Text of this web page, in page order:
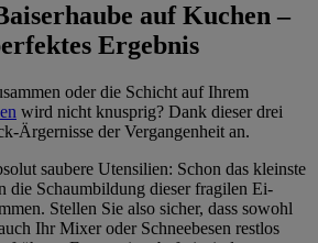
auf Kuchen –
Ergebnis
oder die Schicht auf Ihrem
wird nicht knusprig? Dank dieser drei
Ärgernisse der Vergangenheit an.
saubere Utensilien: Schon das kleinste
die Schaumbildung dieser fragilen Ei-
Stellen Sie also sicher, dass sowohl
Ihr Mixer oder Schneebesen restlos